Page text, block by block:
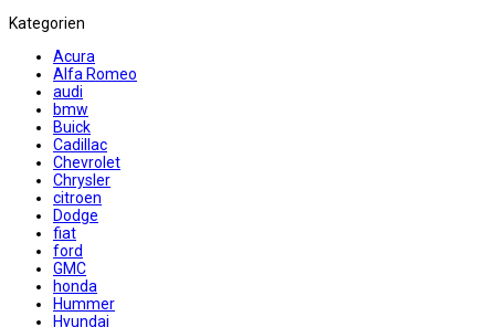
Kategorien
Acura
Alfa Romeo
audi
bmw
Buick
Cadillac
Chevrolet
Chrysler
citroen
Dodge
fiat
ford
GMC
honda
Hummer
Hyundai